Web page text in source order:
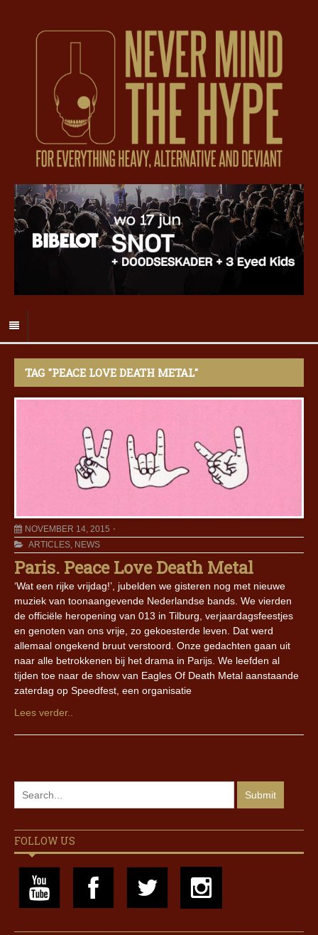
TAG "PEACE LOVE DEATH METAL"
NOVEMBER 14, 2015
ARTICLES, NEWS
Paris. Peace Love Death Metal
‘Wat een rijke vrijdag!’, jubelden we gisteren nog met nieuwe
muziek van toonaangevende Nederlandse bands. We vierden
de officiële heropening van 013 in Tilburg, verjaardagsfeestjes
en genoten van ons vrije, zo gekoesterde leven. Dat werd
allemaal ongekend bruut verstoord. Onze gedachten gaan uit
naar alle betrokkenen bij het drama in Parijs. We leefden al
tijden toe naar de show van Eagles Of Death Metal aanstaande
zaterdag op Speedfest, een organisatie
Lees verder..
FOLLOW US